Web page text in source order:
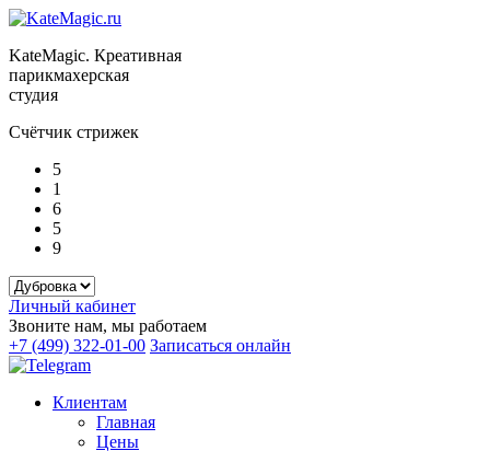
KateMagic. Креативная
парикмахерская
студия
Счётчик стрижек
5
1
6
5
9
Личный кабинет
Звоните нам, мы работаем
+7 (499) 322-01-00 Записаться онлайн
Клиентам
Главная
Цены